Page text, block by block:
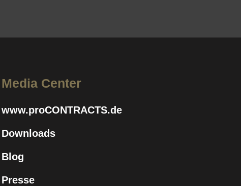
Media Center
www.proCONTRACTS.de
Downloads
Blog
Presse